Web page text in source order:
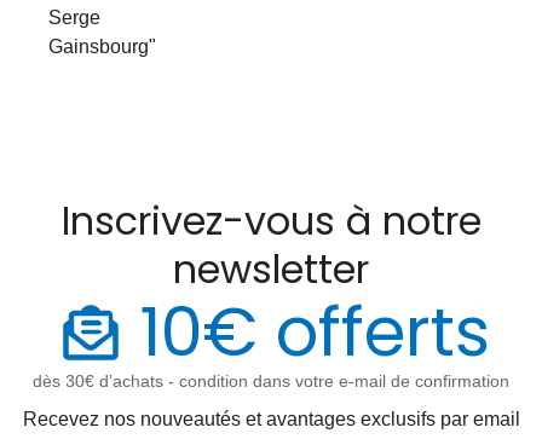
Serge
Gainsbourg"
Inscrivez-vous à notre
newsletter
10€ offerts
dès 30€ d’achats - condition dans votre e-mail de confirmation
Recevez nos nouveautés et avantages exclusifs par email